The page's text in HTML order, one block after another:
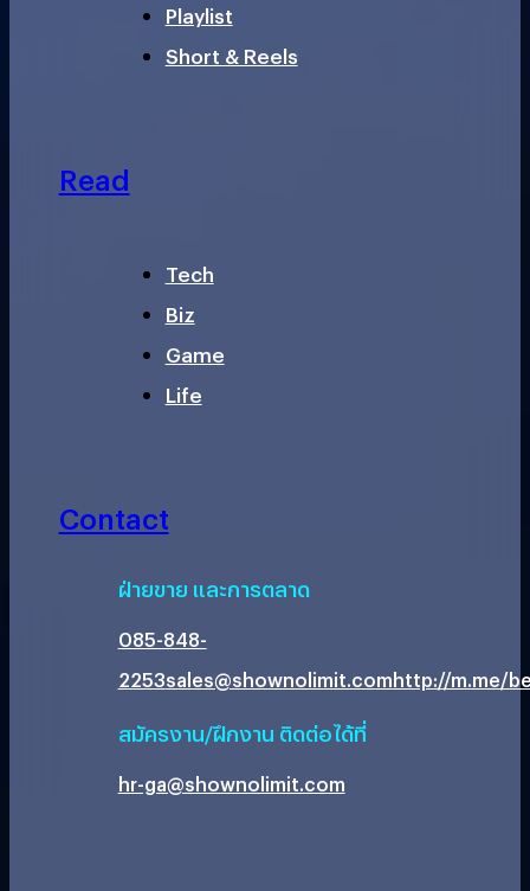
Playlist
Short & Reels
Read
Tech
Biz
Game
Life
Contact
ฝ่ายขาย และการตลาด
085-848-
2253sales@shownolimit.comhttp://m.me/
สมัครงาน/ฝึกงาน ติดต่อได้ที่
hr-ga@shownolimit.com